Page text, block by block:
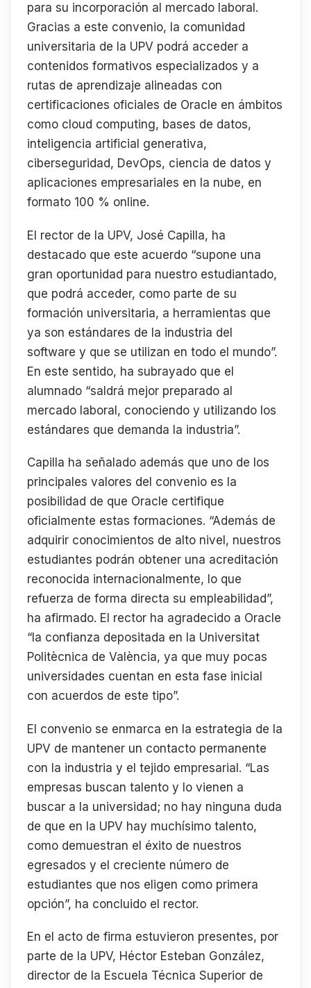
para su incorporación al mercado laboral.
Gracias a este convenio, la comunidad
universitaria de la UPV podrá acceder a
contenidos formativos especializados y a
rutas de aprendizaje alineadas con
certificaciones oficiales de Oracle en ámbitos
como cloud computing, bases de datos,
inteligencia artificial generativa,
ciberseguridad, DevOps, ciencia de datos y
aplicaciones empresariales en la nube, en
formato 100 % online.
El rector de la UPV, José Capilla, ha
destacado que este acuerdo “supone una
gran oportunidad para nuestro estudiantado,
que podrá acceder, como parte de su
formación universitaria, a herramientas que
ya son estándares de la industria del
software y que se utilizan en todo el mundo”.
En este sentido, ha subrayado que el
alumnado “saldrá mejor preparado al
mercado laboral, conociendo y utilizando los
estándares que demanda la industria”.
Capilla ha señalado además que uno de los
principales valores del convenio es la
posibilidad de que Oracle certifique
oficialmente estas formaciones. “Además de
adquirir conocimientos de alto nivel, nuestros
estudiantes podrán obtener una acreditación
reconocida internacionalmente, lo que
refuerza de forma directa su empleabilidad”,
ha afirmado. El rector ha agradecido a Oracle
“la confianza depositada en la Universitat
Politècnica de València, ya que muy pocas
universidades cuentan en esta fase inicial
con acuerdos de este tipo”.
El convenio se enmarca en la estrategia de la
UPV de mantener un contacto permanente
con la industria y el tejido empresarial. “Las
empresas buscan talento y lo vienen a
buscar a la universidad; no hay ninguna duda
de que en la UPV hay muchísimo talento,
como demuestran el éxito de nuestros
egresados y el creciente número de
estudiantes que nos eligen como primera
opción”, ha concluido el rector.
En el acto de firma estuvieron presentes, por
parte de la UPV, Héctor Esteban González,
director de la Escuela Técnica Superior de